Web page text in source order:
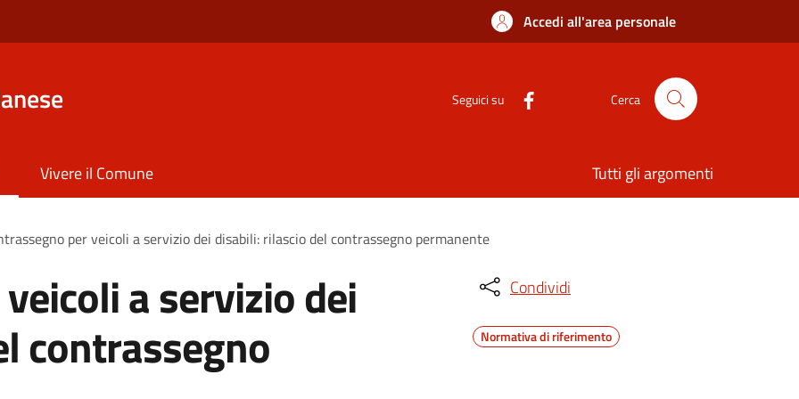
Accedi all'area personale
Seguici su Cerca
Vivere il Comune Tutti gli argomenti
per veicoli a servizio dei disabili: rilascio del contrassegno permanente
a servizio dei
contrassegno
Condividi
Normativa di riferimento